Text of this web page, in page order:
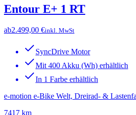
Entour E+ 1 RT
ab2.499,00 €inkl. MwSt
SyncDrive Motor
Mit 400 Akku (Wh) erhältlich
In 1 Farbe erhältlich
e-motion e-Bike Welt, Dreirad- &
7417 km